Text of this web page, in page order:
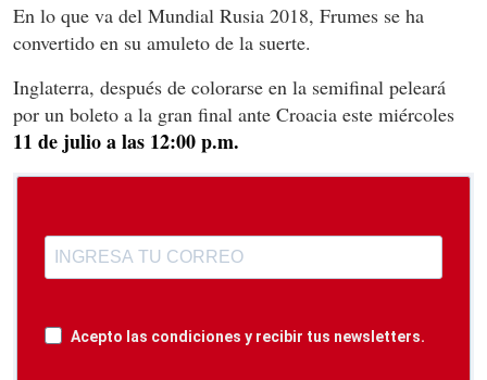
En lo que va del Mundial Rusia 2018, Frumes se ha
convertido en su amuleto de la suerte.
Inglaterra, después de colorarse en la semifinal peleará
por un boleto a la gran final ante Croacia este miércoles
11 de julio a las 12:00 p.m.
Acepto las condiciones y recibir tus newsletters.